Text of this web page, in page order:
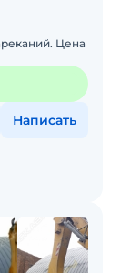
Цена
Написать